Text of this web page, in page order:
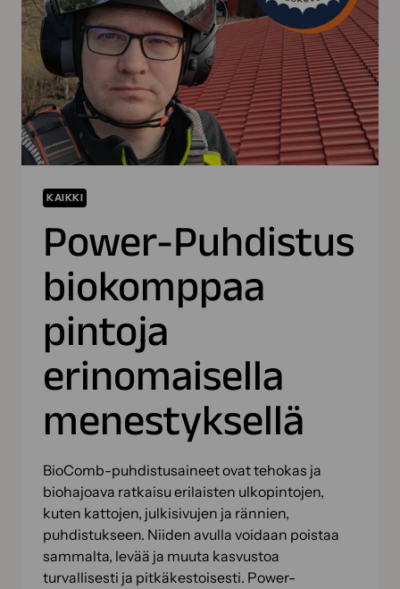
KÄYTETTÄVIEN
TUOTTEIDEN
KÄYTÖSTÄ
KAIKKI
Power-Puhdistus
biokomppaa
pintoja
erinomaisella
menestyksellä
BioComb-puhdistusaineet ovat tehokas ja
biohajoava ratkaisu erilaisten ulkopintojen,
kuten kattojen, julkisivujen ja rännien,
puhdistukseen. Niiden avulla voidaan poistaa
sammalta, levää ja muuta kasvustoa
turvallisesti ja pitkäkestoisesti. Power-